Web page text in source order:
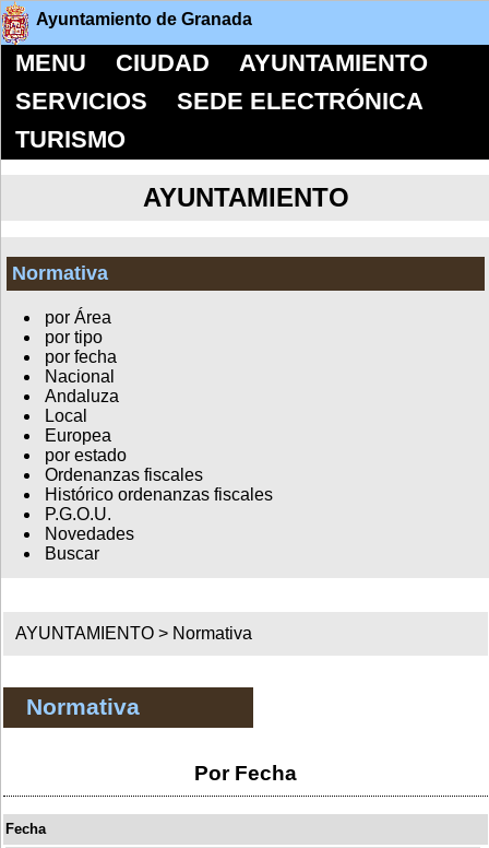
Ayuntamiento de Granada
MENU CIUDAD
AYUNTAMIENTO
SERVICIOS
SEDE ELECTRÓNICA
TURISMO
AYUNTAMIENTO
Normativa
por Área
por tipo
por fecha
Nacional
Andaluza
Local
Europea
por estado
Ordenanzas fiscales
Histórico ordenanzas fiscales
P.G.O.U.
Novedades
Buscar
AYUNTAMIENTO > Normativa
Normativa
Por Fecha
Fecha